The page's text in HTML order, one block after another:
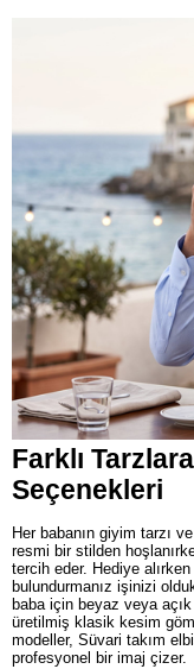
Farklı
Seçenekleri
Her babanın giyim tarzı
resmi bir stilden
tercih eder. Hediye
bulundurmanız işinizi
baba için beyaz veya
üretilmiş klasik kesim
modeller, Süvari takım
profesyonel bir imaj çizer.